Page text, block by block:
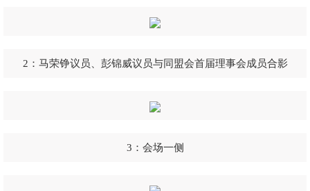
2：马荣铮议员、彭锦威议员与同盟会首届理事会成员合影
3：会场一侧